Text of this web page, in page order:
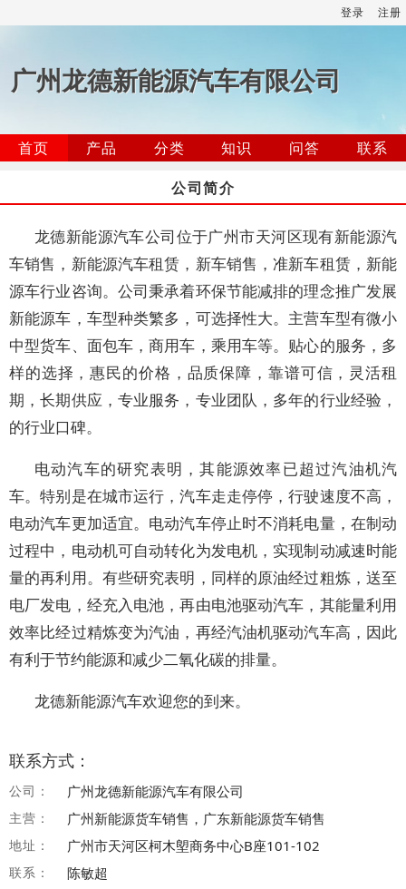
登录 注册
广州龙德新能源汽车有限公司
首页 产品 分类 知识 问答
联系
公司简介
龙德新能源汽车公司位于广州市天河区现有新能源汽
车销售，新能源汽车租赁，新车销售，准新车租赁，新能
源车行业咨询。公司秉承着环保节能减排的理念推广发展
新能源车，车型种类繁多，可选择性大。主营车型有微小
中型货车、面包车，商用车，乘用车等。贴心的服务，多
样的选择，惠民的价格，品质保障，靠谱可信，灵活租
期，长期供应，专业服务，专业团队，多年的行业经验，
的行业口碑。
电动汽车的研究表明，其能源效率已超过汽油机汽
车。特别是在城市运行，汽车走走停停，行驶速度不高，
电动汽车更加适宜。电动汽车停止时不消耗电量，在制动
过程中，电动机可自动转化为发电机，实现制动减速时能
量的再利用。有些研究表明，同样的原油经过粗炼，送至
电厂发电，经充入电池，再由电池驱动汽车，其能量利用
效率比经过精炼变为汽油，再经汽油机驱动汽车高，因此
有利于节约能源和减少二氧化碳的排量。
龙德新能源汽车欢迎您的到来。
联系方式：
公司： 广州龙德新能源汽车有限公司
主营： 广州新能源货车销售，广东新能源货车销售
地址： 广州市天河区柯木塱商务中心B座101-102
联系： 陈敏超